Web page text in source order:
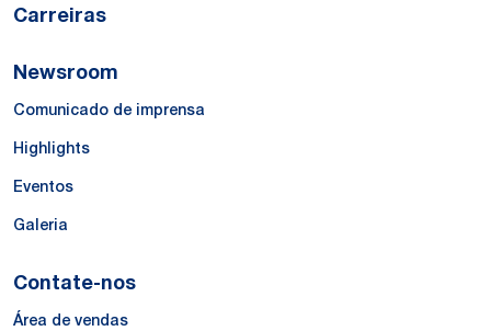
Carreiras
Newsroom
Comunicado de imprensa
Highlights
Eventos
Galeria
Contate-nos
Área de vendas